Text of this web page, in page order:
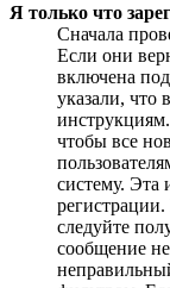
Я только что
Сначала
Если они
включена
указали, что
чтобы все
систему. Эта
следуйте
сообщение